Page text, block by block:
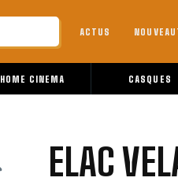
ACTUS
HOME CINEMA CASQUES
ELAC